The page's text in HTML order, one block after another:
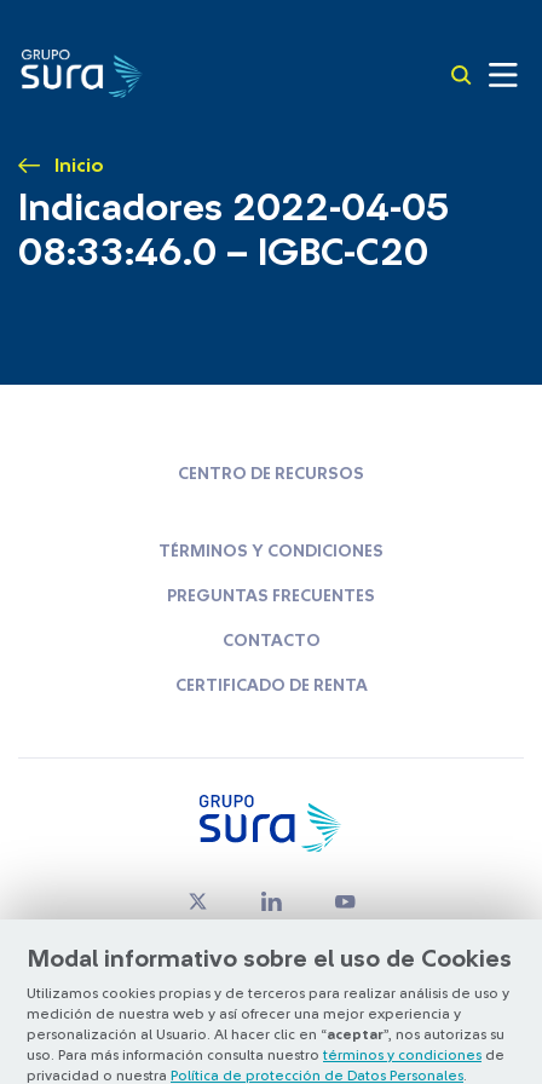
Inicio
Indicadores 2022-04-05
08:33:46.0 – IGBC-C20
Modal informativo sobre el uso de Cookies
Utilizamos cookies propias y de terceros para realizar análisis de uso y
medición de nuestra web y así ofrecer una mejor experiencia y
personalización al Usuario. Al hacer clic en “aceptar”, nos autorizas su
uso. Para más información consulta nuestro términos y condiciones de
privacidad o nuestra Política de protección de Datos Personales
CENTRO DE RECURSOS
TÉRMINOS Y CONDICIONES
PREGUNTAS FRECUENTES
CONTACTO
CERTIFICADO DE RENTA
© Copyright Grupo SURA 2026